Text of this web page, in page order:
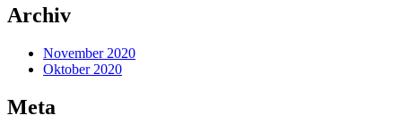
Archiv
November 2020
Oktober 2020
Meta